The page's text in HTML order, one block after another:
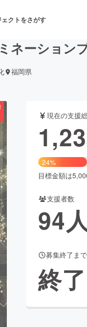
クトをさがす
・パフォーマンス
ド・飲食店
メ・漫画
ーティー・ヘルスケア
Creation
ネーション
福岡県
現在の支援
24%
目標金額は
支援者数
94
募集終了ま
終了